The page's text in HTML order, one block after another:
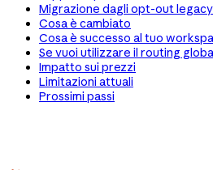
Migrazione dagli opt-out legacy
Cosa è cambiato
Cosa è successo al tuo
Se vuoi utilizzare il routing
Impatto sui prezzi
Limitazioni attuali
Prossimi passi